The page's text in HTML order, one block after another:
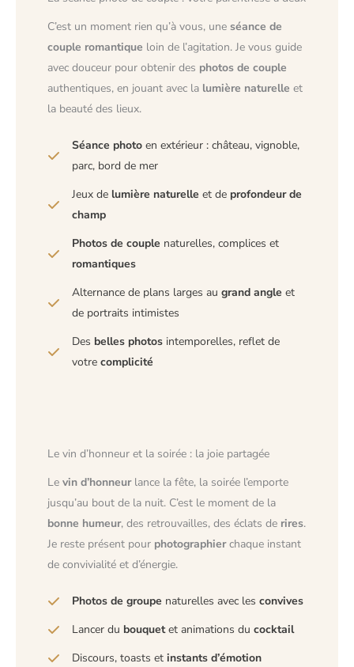
C’est un moment rien qu’à vous, une séance de
couple romantique loin de l’agitation. Je vous guide
avec douceur pour obtenir des photos de couple
authentiques, en jouant avec la lumière naturelle et
la beauté des lieux.
Séance photo en extérieur : château, vignoble,
parc, bord de mer
Jeux de lumière naturelle et de profondeur de
champ
Photos de couple naturelles, complices et
romantiques
Alternance de plans larges au grand angle et
de portraits intimistes
Des belles photos intemporelles, reflet de
votre complicité
Le vin d’honneur et la soirée : la joie partagée
Le vin d’honneurlance la fête, la soirée l’emporte
jusqu’au bout de la nuit. C’est le moment de la
bonne humeur, des retrouvailles, des éclats de rires.
Je reste présent pour photographierchaque instant
de convivialité et d’énergie.
Photos de groupe naturelles avec les convives
Lancer du bouquetet animations du cocktail
Discours, toasts et instants d’émotion